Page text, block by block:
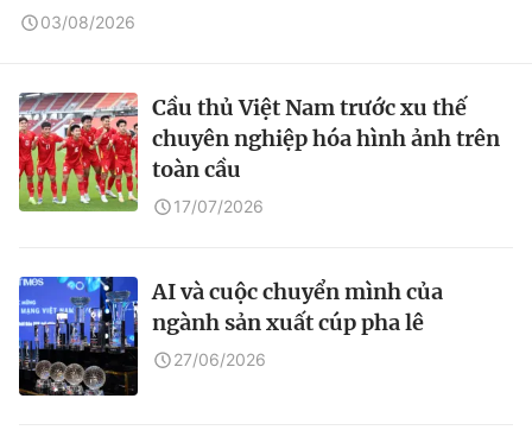
03/08/2026
Cầu thủ Việt Nam trước xu thế
chuyên nghiệp hóa hình ảnh trên
toàn cầu
17/07/2026
AI và cuộc chuyển mình của
ngành sản xuất cúp pha lê
27/06/2026